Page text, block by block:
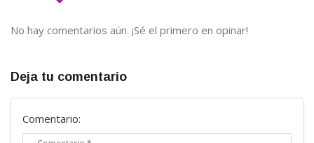
No hay comentarios aún. ¡Sé el primero en opinar!
Deja tu comentario
Comentario: